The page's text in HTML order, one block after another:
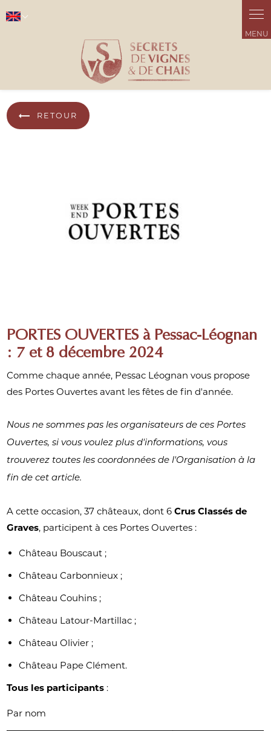
RETOUR
PORTES OUVERTES à Pessac-Léognan
: 7 et 8 décembre 2024
Comme chaque année, Pessac Léognan vous propose
des Portes Ouvertes avant les fêtes de fin d'année.
Nous ne sommes pas les organisateurs de ces Portes
Ouvertes, si vous voulez plus d'informations, vous
trouverez toutes les coordonnées de l'Organisation à la
fin de cet article.
A cette occasion, 37 châteaux, dont 6Crus Classés de
Graves, participent à ces Portes Ouvertes :
Château Bouscaut ;
Château Carbonnieux ;
Château Couhins ;
Château Latour-Martillac ;
Château Olivier ;
Château Pape Clément.
Tous les participants :
Par nom